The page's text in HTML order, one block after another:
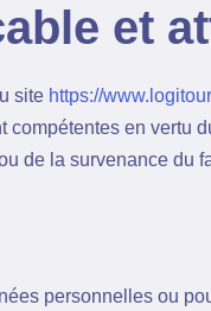
et
site https://
compétentes en
de la survenance du
personnelles ou